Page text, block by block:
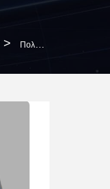
> Πολυ Χαρακτηριστικός Ελεγκτής Συσκευών Ανάλυσης CT PT Λειτουργίας, Εξοπλισμός Δοκιμής Μετασχηματιστών